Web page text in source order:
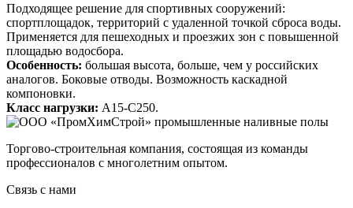
Подходящее решение для спортивных сооружений:
спортплощадок, территорий с удаленной точкой сброса воды.
Применяется для пешеходных и проезжих зон с повышенной
площадью водосбора.
Особенность: большая высота, больше, чем у российских
аналогов. Боковые отводы. Возможность каскадной
компоновки.
Класс нагрузки: A15-C250.
Торгово-строительная компания, состоящая из команды
профессионалов с многолетним опытом.
Связь с нами